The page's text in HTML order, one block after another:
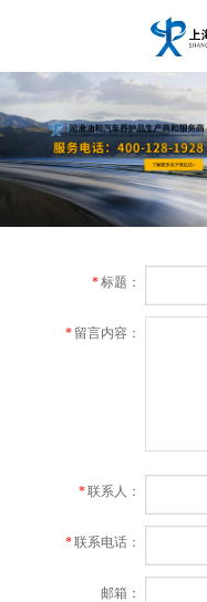
*标题：
* 留言内容：
*联系人：
*联系电话：
邮箱：